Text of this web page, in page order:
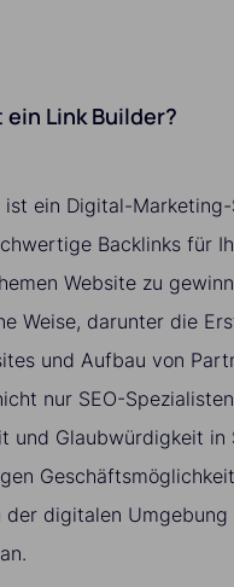
ein Link Builder?
ist ein Digital-
Backlinks für
Website zu
Weise, darunter die
und Aufbau von
nur SEO-
und Glaubwürdigkeit
der digitalen